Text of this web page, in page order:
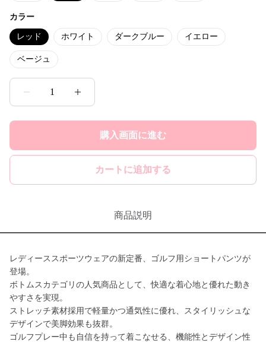
カラー
レッド ホワイト ダークブルー イエロー
ベージュ
1
購入画面に進む
カートに追加する
商品説明
レディーススポーツウェアの新定番、ゴルフ用ショートパンツが
登場。
ボトムスカテゴリの人気商品として、快適な着心地と優れた動き
やすさを実現。
ストレッチ素材採用で軽量かつ通気性に優れ、スタイリッシュな
デザインで美脚効果も抜群。
ゴルフプレー中も自信を持って着こなせる、機能性とデザイン性